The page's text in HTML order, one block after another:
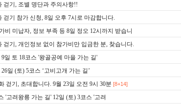
걷기, 조별 명단과 주의사항!!
걷기 참가 신청, 8일 오후 7시로 마감합니다.
비 미납자, 정보 부족 등 8일 정오 12시까지 받습니
걷기, 개인정보 없이 참가비만 입금한 분, 찾습니다.
9일 토 18코스 '왕골공예 마을 가는 길'
26일 (토) 5코스 ‘고비고개 가는 길’
걷기, 초대합니다. 9월 23일 오전 9시 30분 [8+14]
'고려왕릉 가는 길' 12일 (토) 3코스 '고려